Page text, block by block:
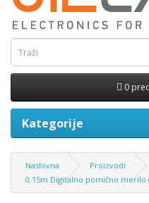
0
Kategorije
Naslovna Proizvodi
0.15m Digitalno pomično merilo